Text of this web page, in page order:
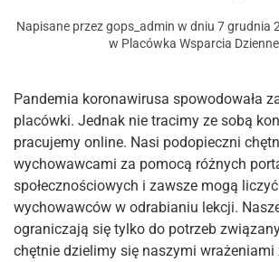
Napisane przezgops_admin w dniu 7 grudnia
w Placówka Wsparcia
Pandemia koronawirusa spowodowała
placówki. Jednak nie tracimy ze sobą
pracujemy online. Nasi podopieczni
wychowawcami za pomocą różnych
społecznościowych i zawsze mogą
wychowawców w odrabianiu lekcji.
ograniczają się tylko do potrzeb
chętnie dzielimy się naszymi wrażeniami